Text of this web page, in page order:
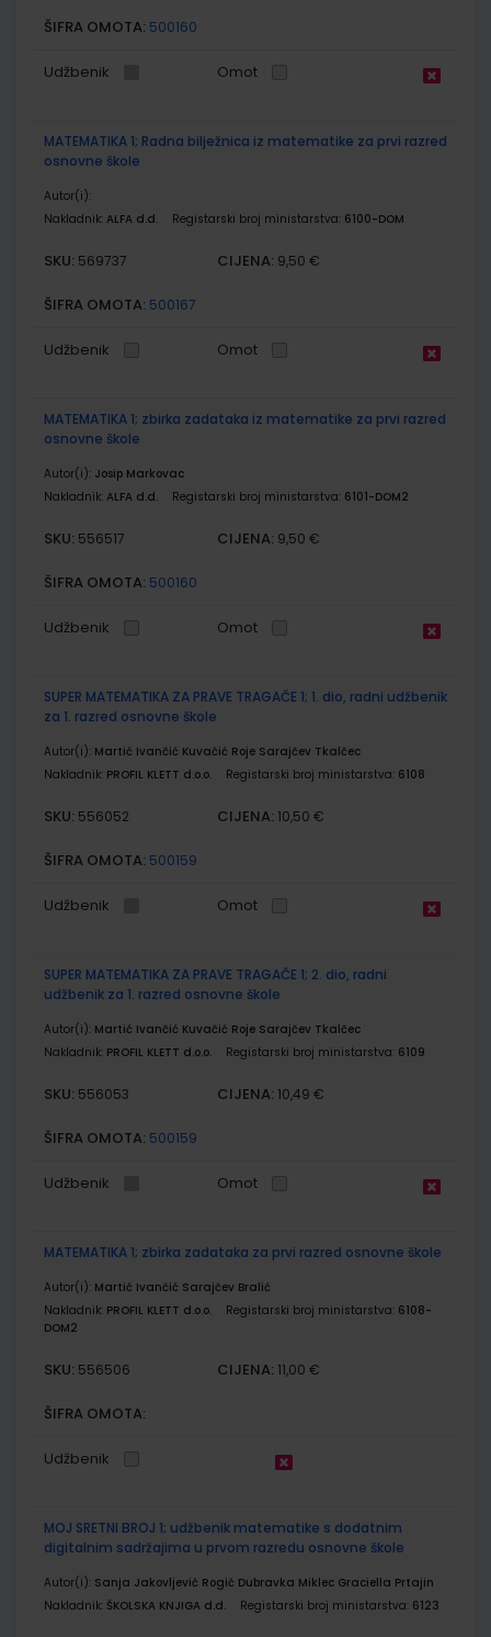
ŠIFRA OMOTA: 500160
Udžbenik Omot
MATEMATIKA 1; Radna bilježnica iz matematike za prvi razred
osnovne škole
Autor(i):
Nakladnik: ALFA d.d. Registarski broj ministarstva: 6100-DOM
SKU: 569737 CIJENA: 9,50 €
ŠIFRA OMOTA: 500167
Udžbenik Omot
MATEMATIKA 1; zbirka zadataka iz matematike za prvi razred
osnovne škole
Autor(i): Josip Markovac
Nakladnik: ALFA d.d. Registarski broj ministarstva: 6101-DOM2
SKU: 556517 CIJENA: 9,50 €
ŠIFRA OMOTA: 500160
Udžbenik Omot
SUPER MATEMATIKA ZA PRAVE TRAGAČE 1; 1. dio, radni udžbenik
za 1. razred osnovne škole
Autor(i): Martić Ivančić Kuvačić Roje Sarajčev Tkalčec
Nakladnik: PROFIL KLETT d.o.o. Registarski broj ministarstva: 6108
SKU: 556052 CIJENA: 10,50 €
ŠIFRA OMOTA: 500159
Udžbenik Omot
SUPER MATEMATIKA ZA PRAVE TRAGAČE 1; 2. dio, radni
udžbenik za 1. razred osnovne škole
Autor(i): Martić Ivančić Kuvačić Roje Sarajčev Tkalčec
Nakladnik: PROFIL KLETT d.o.o. Registarski broj ministarstva: 6109
SKU: 556053 CIJENA: 10,49 €
ŠIFRA OMOTA: 500159
Udžbenik Omot
MATEMATIKA 1; zbirka zadataka za prvi razred osnovne škole
Autor(i): Martić Ivančić Sarajčev Bralić
Nakladnik: PROFIL KLETT d.o.o. Registarski broj ministarstva: 6108-
DOM2
SKU: 556506 CIJENA: 11,00 €
ŠIFRA OMOTA:
Udžbenik
MOJ SRETNI BROJ 1; udžbenik matematike s dodatnim
digitalnim sadržajima u prvom razredu osnovne škole
Autor(i): Sanja Jakovljević Rogić Dubravka Miklec Graciella Prtajin
Nakladnik: ŠKOLSKA KNJIGA d.d. Registarski broj ministarstva: 6123